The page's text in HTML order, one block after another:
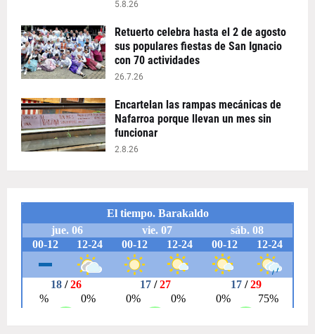
5.8.26
Retuerto celebra hasta el 2 de agosto
sus populares fiestas de San Ignacio
con 70 actividades
26.7.26
Encartelan las rampas mecánicas de
Nafarroa porque llevan un mes sin
funcionar
2.8.26